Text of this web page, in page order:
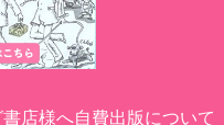
書店様へ自費出版について